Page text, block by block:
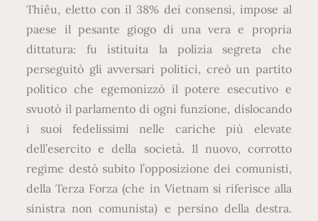
Thiêu, eletto con il 38% dei consensi, impose al
paese il pesante giogo di una vera e propria
dittatura: fu istituita la polizia segreta che
perseguitò gli avversari politici, creò un partito
politico che egemonizzò il potere esecutivo e
svuotò il parlamento di ogni funzione, dislocando
i suoi fedelissimi nelle cariche più elevate
dell’esercito e della società. Il nuovo, corrotto
regime destò subito l’opposizione dei comunisti,
della Terza Forza (che in Vietnam si riferisce alla
sinistra non comunista) e persino della destra.